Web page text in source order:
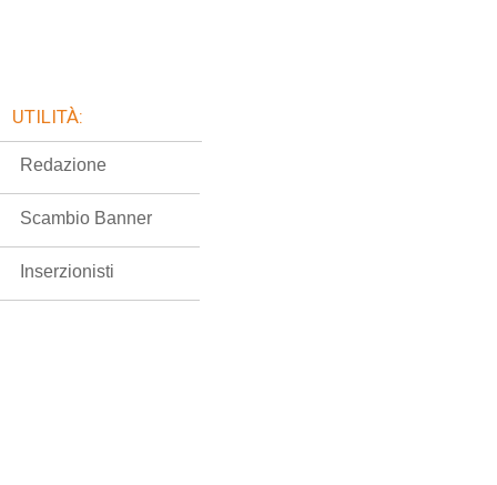
UTILITÀ:
Redazione
Scambio Banner
Inserzionisti